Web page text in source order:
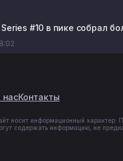
#10 в пике собрал
насКонтакты
носит информационный характер.
содержать информацию, не